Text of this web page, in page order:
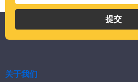
提交
关于我们